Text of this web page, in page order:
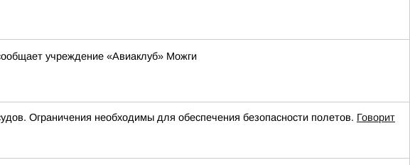
учреждение «Авиаклуб» Можги
Ограничения необходимы для обеспечения безопасности полетов. Говорит